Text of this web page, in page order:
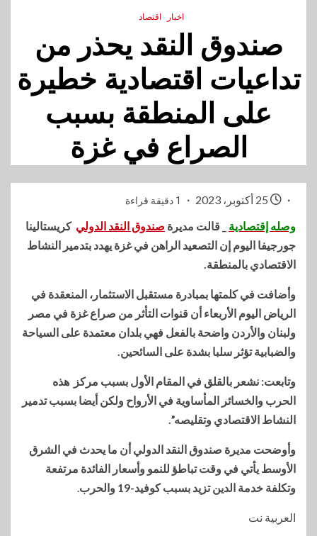
اخبار اقتصاد
صندوق النقد يحذر من
تداعيات اقتصادية خطيرة
على المنطقة بسبب
الصراع في غزة
1 دقيقة قراءة
وصله إقتصادية _ قالت مديرة صندوق النقد الدولي كريستالينا
جورجيفا اليوم إن التصعيد الراهن في غزة يهدد بتدمير النشاط
الاقتصادي بالمنطقة.
وأضافت في كلمتها بمبادرة مستقبل الاستثمار، المنعقدة في
الرياض اليوم الأربعاء أن قنوات التأثر من صراع غزة في مصر
ولبنان والأردن واضحة بالفعل فهي بلدان معتمدة على السياحة
والضبابية تؤثر سلبا بشدة على السائحين.
وتابعت: نشعر بالقلق في المقام الأول بسبب مركز هذه
الحرب والخسائر المأساوية في الأرواح ولكن أيضا بسبب تدمير
النشاط الاقتصادي وتقليصه”.
وأوضحت مديرة صندوق النقد الدولي أن ما يحدث في الشرق
الأوسط يأتي في وقت تباطؤ للنمو وأسعار الفائدة مرتفعة
وتكلفة خدمة الدين تزيد بسبب كوفيد-19 والحرب
.
العربية نت